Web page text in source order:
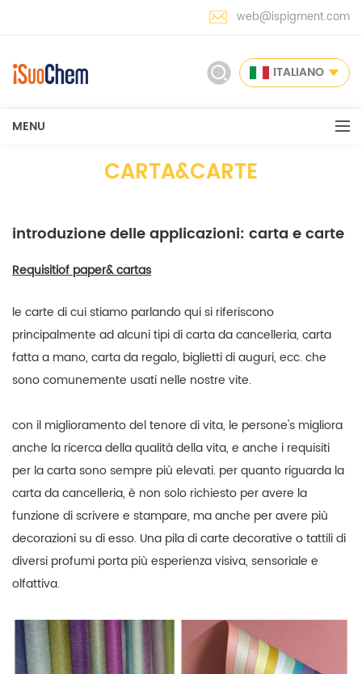
web@ispigment.com
ITALIANO
MENU
CARTA&CARTE
introduzione delle applicazioni: carta e carte
Requisitiofpaper&cartas
le carte di cui stiamo parlando qui si riferiscono
principalmente ad alcuni tipi di carta da cancelleria, carta
fatta a mano, carta da regalo, biglietti di auguri, ecc. che
sono comunemente usati nelle nostre vite.
con il miglioramento del tenore di vita, le persone's migliora
anche la ricerca della qualità della vita, e anche i requisiti
per la carta sono sempre più elevati. per quanto riguarda la
carta da cancelleria, è non solo richiesto per avere la
funzione di scrivere e stampare, ma anche per avere più
decorazioni su di esso. Una pila di carte decorative o tattili di
diversi profumi porta più esperienza visiva, sensoriale e
olfattiva.